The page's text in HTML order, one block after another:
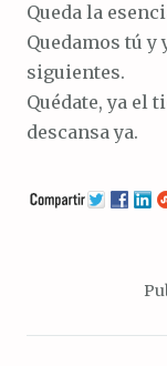
Queda la
Quedamos tú y
siguientes.
Quédate, ya el
descansa ya.